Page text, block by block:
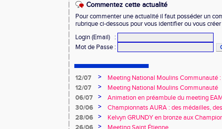
Commentez cette actualité
Pour commenter une actualité il faut posséder un
rubrique ci-dessous pour vous identifier ou vous
Login (Email)
:
Mot de Passe :
12/07 >
Meeting National Moulins Communauté
12/07
>
Meeting National Moulins Communauté
06/07
>
Animation en préambule du meeting
30/06
>
Championnats AURA : des médailles,
promesses !
28/06 >
Kelvyn GRUNDY en bronze aux
26/06
>
Meeting Saint Étienne